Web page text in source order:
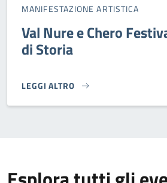
MANIFESTAZIONE ARTISTICA
Val Nure e Chero
di Storia
LEGGI ALTRO
VAL NURE E CHERO FESTIVAL -